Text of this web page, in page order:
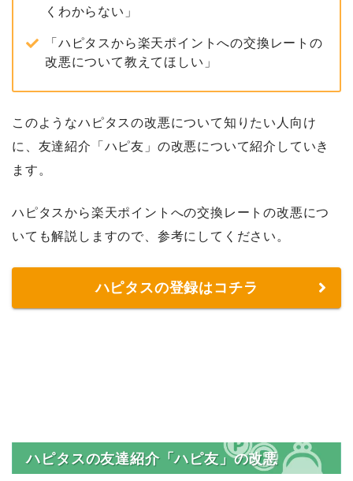
くわからない」
「ハピタスから楽天ポイントへの交換レートの
改悪について教えてほしい」
このようなハピタスの改悪について知りたい人向け
に、友達紹介「ハピ友」の改悪について紹介していき
ます。
ハピタスから楽天ポイントへの交換レートの改悪につ
いても解説しますので、参考にしてください。
ハピタスの登録はコチラ
ハピタスの友達紹介「ハピ友」の改悪